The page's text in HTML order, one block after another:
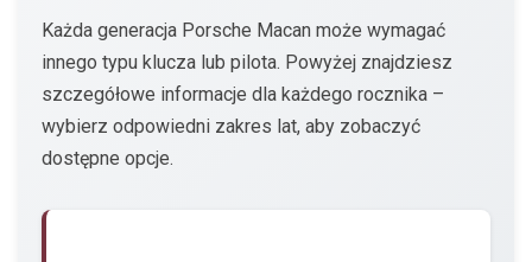
Każda generacja Porsche Macan może wymagać
innego typu klucza lub pilota. Powyżej znajdziesz
szczegółowe informacje dla każdego rocznika –
wybierz odpowiedni zakres lat, aby zobaczyć
dostępne opcje.